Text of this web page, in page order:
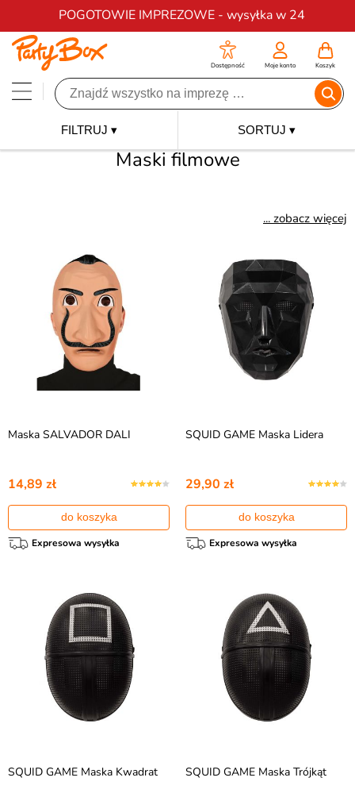
POGOTOWIE IMPREZOWE - wysyłka w 24
Darmowa dostawa na zamówienia od 200 zł
Dostępność Moje konto Koszyk
Maski filmowe
... zobacz więcej
FILTRUJ ▾ SORTUJ ▾
Maska SALVADOR DALI
14,89 zł
do koszyka
Expresowa wysyłka
SQUID GAME Maska Lidera
29,90 zł
do koszyka
Expresowa wysyłka
SQUID GAME Maska Kwadrat SQUID GAME Maska Trójkąt